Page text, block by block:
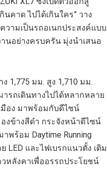
นคาด ไปได้เกินใคร” วาง
ามเป็นรถอเนกประสงค์แบบ
นอย่างครบครัน มุ่งนำเสนอ
ง 1,775 มม. สูง 1,710 มม.
รถเดินทางไปได้หลากหลาย
มือง มาพร้อมกับดีไซน์
งข้างสีดำ กระจังหน้าดีไซน์
าพร้อม Daytime Running
LED และไฟเบรกแนวตั้ง เติม
หลังคาเพื่ออรรถประโยชน์